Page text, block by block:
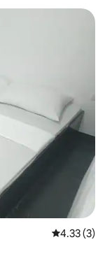
Calificación
4.33 (3)